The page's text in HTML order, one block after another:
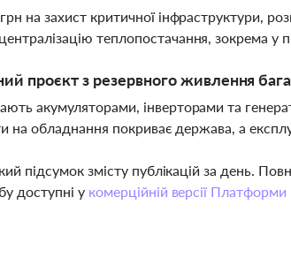
на захист критичної інфраструктури,
теплопостачання, зокрема у
проєкт з резервного живлення
акумуляторами, інверторами та
на обладнання покриває держава, а
підсумок змісту публікацій за день.
доступні у комерційній версії